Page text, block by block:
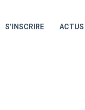
S’INSCRIRE ACTUS